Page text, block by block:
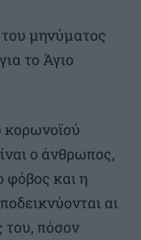
μηνύματος
το Άγιο
κορωνοϊού
ο άνθρωπος,
φόβος και η
αι
του, πόσον